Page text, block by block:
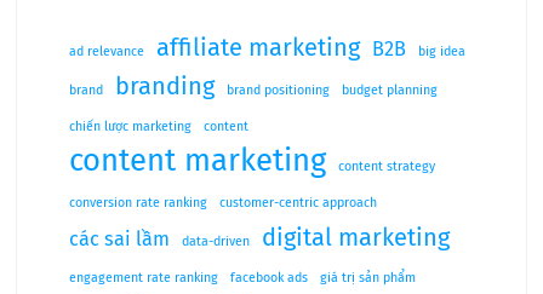
ad relevance affiliate marketing B2B big idea
brand branding brand positioning budget planning
chiến lược marketing content
content marketing content strategy
conversion rate ranking customer-centric approach
các sai lầm data-driven digital marketing
engagement rate ranking facebook ads giá trị sản phẩm